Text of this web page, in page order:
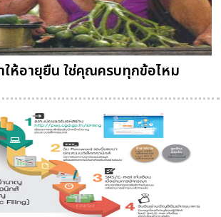
ห้อายุยืน ใช่คุณครบทุกข้อไหม